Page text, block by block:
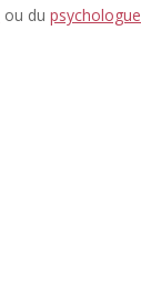
ou du psychologue